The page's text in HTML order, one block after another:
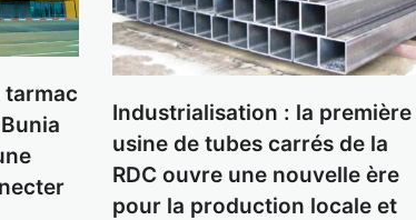
Industrialisation : la première
usine de tubes carrés de la
RDC ouvre une nouvelle ère
pour la production locale et